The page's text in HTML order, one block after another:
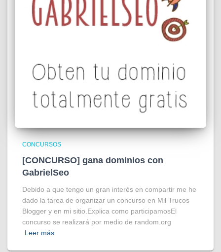
CONCURSOS
[CONCURSO] gana dominios con
GabrielSeo
Debido a que tengo un gran interés en compartir me he
dado la tarea de organizar un concurso en Mil Trucos
Blogger y en mi sitio.Explica como participamosEl
concurso se realizará por medio de random.org
Leer más